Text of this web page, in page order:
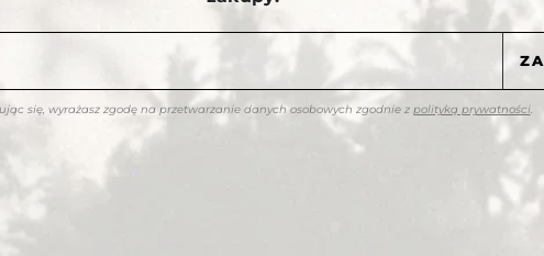
się, wyrażasz zgodę na przetwarzanie danych osobowych zgodnie z polityką prywatności.